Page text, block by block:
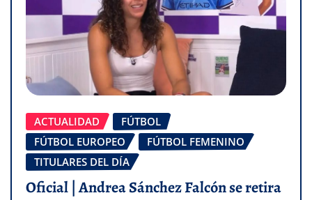
ACTUALIDAD
FÚTBOL
FÚTBOL EUROPEO
FÚTBOL FEMENINO
TITULARES DEL DÍA
Oficial | Andrea Sánchez Falcón se retira